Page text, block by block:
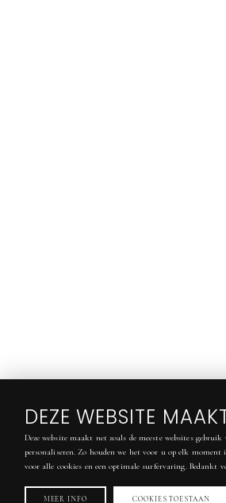
DEZE WEBSITE
Deze website maakt net zoals de meeste websites
personaliseren. Zo houden we het voor u op elk
voor alle cookies en een optimale surfervaring. Bedankt
MEER INFO COOKIES TOESTAAN